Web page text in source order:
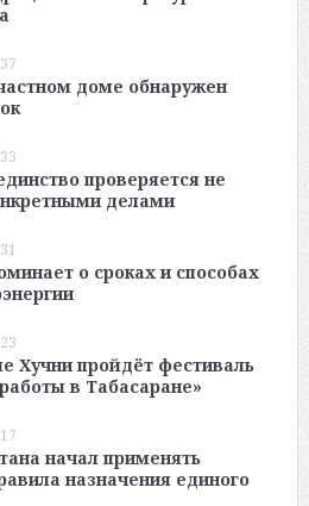
доме обнаружен
проверяется не
делами
о сроках и способах
Хучни пройдёт фестиваль
в Табасаране»
начал применять
назначения единого